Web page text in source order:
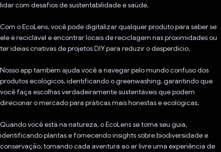
lidar com desafios de sustentabilidade e saúde.
Com o EcoLens, você pode digitalizar qualquer produto para saber se
ele é reciclável e encontrar locais de reciclagem nas proximidades ou
ter ideias criativas de projetos DIY para reduzir o desperdício.
Nosso app também ajuda você a navegar pelo mundo confuso dos
produtos ecológicos, identificando o greenwashing, garantindo que
você faça escolhas verdadeiramente sustentáveis que podem
direcionar o mercado para práticas mais honestas e ecológicas.
Quando você está na natureza, o EcoLens se torna seu guia,
identificando plantas e fornecendo insights sobre biodiversidade e
conservação, tornando cada aventura ao ar livre uma experiência de